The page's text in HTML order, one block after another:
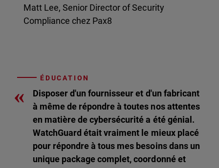
Matt Lee, Senior Director of Security
Compliance chez Pax8
ÉDUCATION
«
Disposer d'un fournisseur et d'un fabricant
à même de répondre à toutes nos attentes
en matière de cybersécurité a été génial.
WatchGuard était vraiment le mieux placé
pour répondre à tous mes besoins dans un
unique package complet, coordonné et